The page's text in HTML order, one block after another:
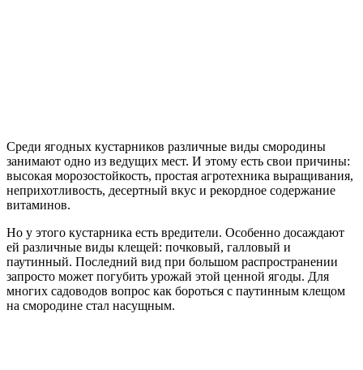
Среди ягодных кустарников различные виды смородины
занимают одно из ведущих мест. И этому есть свои причины:
высокая морозостойкость, простая агротехника выращивания,
неприхотливость, десертный вкус и рекордное содержание
витаминов.
Но у этого кустарника есть вредители. Особенно досаждают
ей различные виды клещей: почковый, галловый и
паутинный. Последний вид при большом распространении
запросто может погубить урожай этой ценной ягоды. Для
многих садоводов вопрос как бороться с паутинным клещом
на смородине стал насущным.